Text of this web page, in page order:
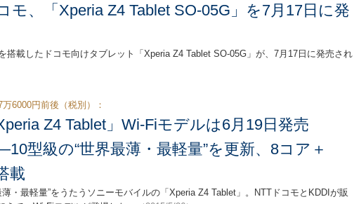
モ、「Xperia Z4 Tablet SO-05G」を7月17日に発
搭載したドコモ向けタブレット「Xperia Z4 Tablet SO-05G」が、7月17日に発売され
万6000円前後（税別）：
Xperia Z4 Tablet」Wi-Fiモデルは6月19日発売
型級の“世界最薄・最軽量”を更新、8コア＋
載
薄・最軽量”をうたうソニーモバイルの「Xperia Z4 Tablet」。NTTドコモとKDDIが販